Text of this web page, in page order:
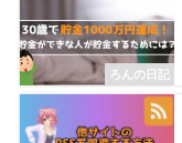
ろんの日記